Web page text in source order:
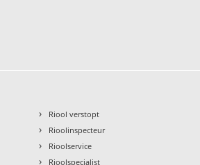
› Riool verstopt
› Rioolinspecteur
› Rioolservice
› Rioolspecialist